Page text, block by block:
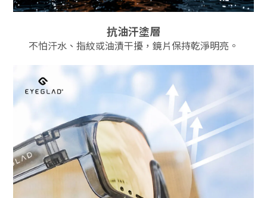
抗油汗塗層
不怕汗水、指紋或油漬干擾，鏡片保持乾淨明亮。